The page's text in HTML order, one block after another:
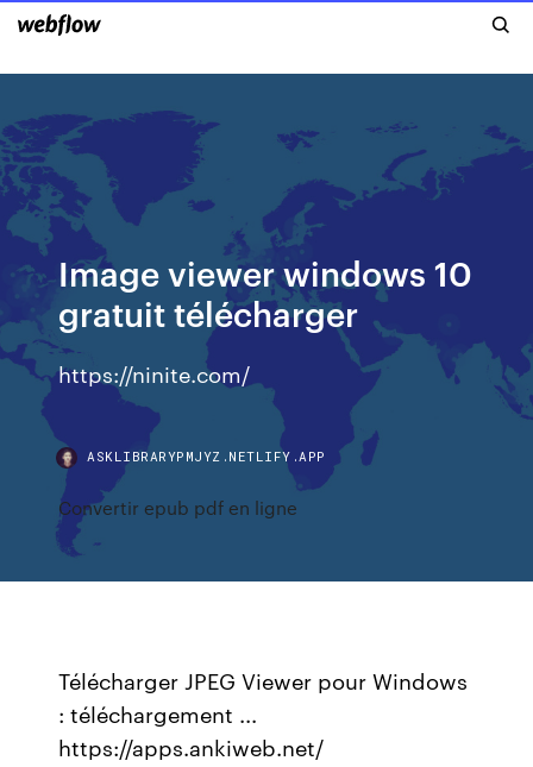
Image viewer windows 10
gratuit télécharger
https://ninite.com/
ASKLIBRARYPMJYZ.NETLIFY.APP
Convertir epub pdf en ligne
Télécharger JPEG Viewer pour Windows
: téléchargement ...
https://apps.ankiweb.net/